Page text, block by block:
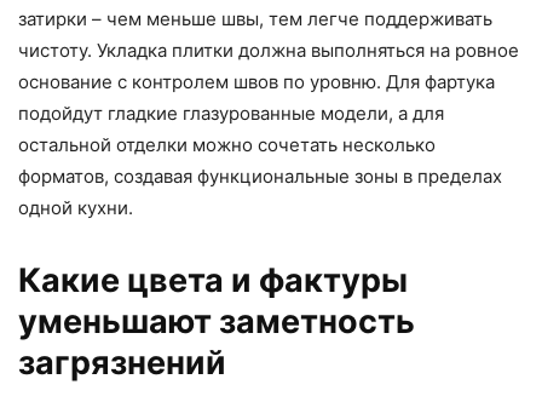
затирки – чем меньше швы, тем легче поддерживать
чистоту. Укладка плитки должна выполняться на ровное
основание с контролем швов по уровню. Для фартука
подойдут гладкие глазурованные модели, а для
остальной отделки можно сочетать несколько
форматов, создавая функциональные зоны в пределах
одной кухни.
Какие цвета и фактуры
уменьшают заметность
загрязнений